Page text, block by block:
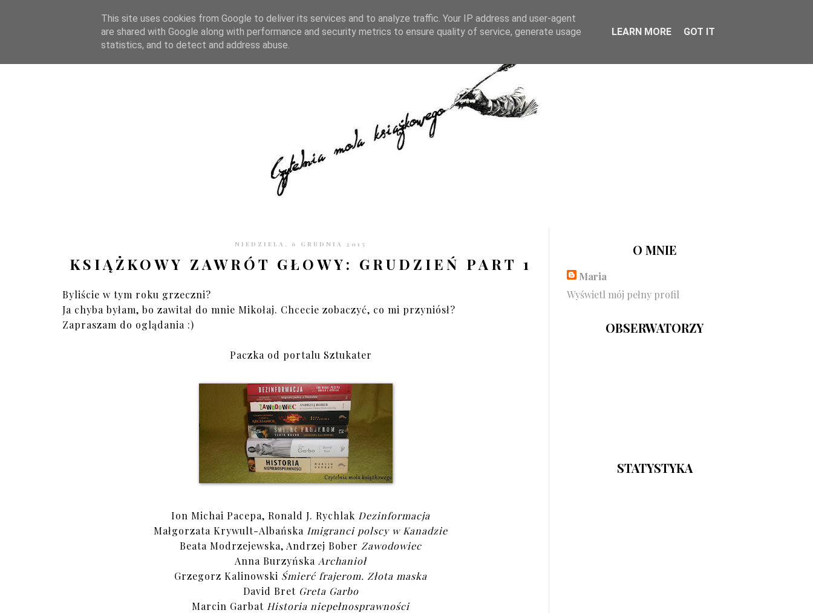
STRONA GŁÓWNA WSPÓŁPRACA RECENZJE O STRONIE KONTAKT CZYTELNIA PO GODZINACH
NIEDZIELA, 6 GRUDNIA 2015
KSIĄŻKOWY ZAWRÓT GŁOWY: GRUDZIEŃ PART 1
Byliście w tym roku grzeczni?
Ja chyba byłam, bo zawitał do mnie Mikołaj. Chcecie zobaczyć, co mi przyniósł?
Zapraszam do oglądania :)
Paczka od portalu Sztukater
Ion Michai Pacepa, Ronald J. Rychlak Dezinformacja
Małgorzata Krywult-Albańska Imigranci polscy w Kanadzie
Beata Modrzejewska, Andrzej Bober Zawodowiec
Anna Burzyńska Archanioł
Grzegorz Kalinowski Śmierć frajerom. Złota maska
David Bret Greta Garbo
Marcin Garbat Historia niepełnosprawności
O MNIE
Maria
Wyświetl mój pełny profil
OBSERWATORZY
STATYSTYKA
This site uses cookies from Google to deliver its services and to analyze traffic. Your IP address and user-agent
are shared with Google along with performance and security metrics to ensure quality of service, generate usage
statistics, and to detect and address abuse.
LEARN MORE GOT IT